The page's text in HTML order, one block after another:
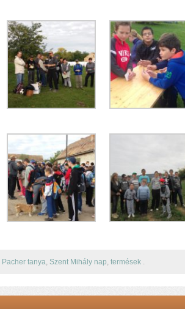
Pacher tanya, Szent Mihály nap, termések .